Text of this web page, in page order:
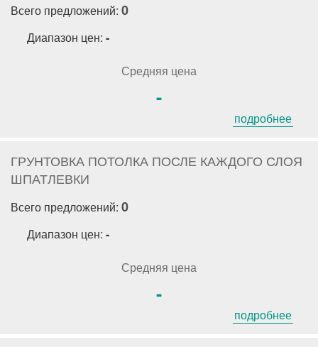
Всего предложений: 0
Диапазон цен: -
Средняя цена
-
подробнее
ГРУНТОВКА ПОТОЛКА ПОСЛЕ КАЖДОГО СЛОЯ
ШПАТЛЕВКИ
Всего предложений: 0
Диапазон цен: -
Средняя цена
-
подробнее